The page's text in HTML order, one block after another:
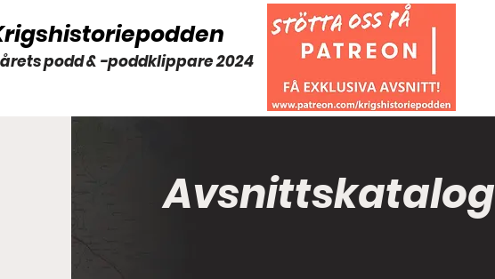
podd & -poddklippare 2024
Avsnittskatalog